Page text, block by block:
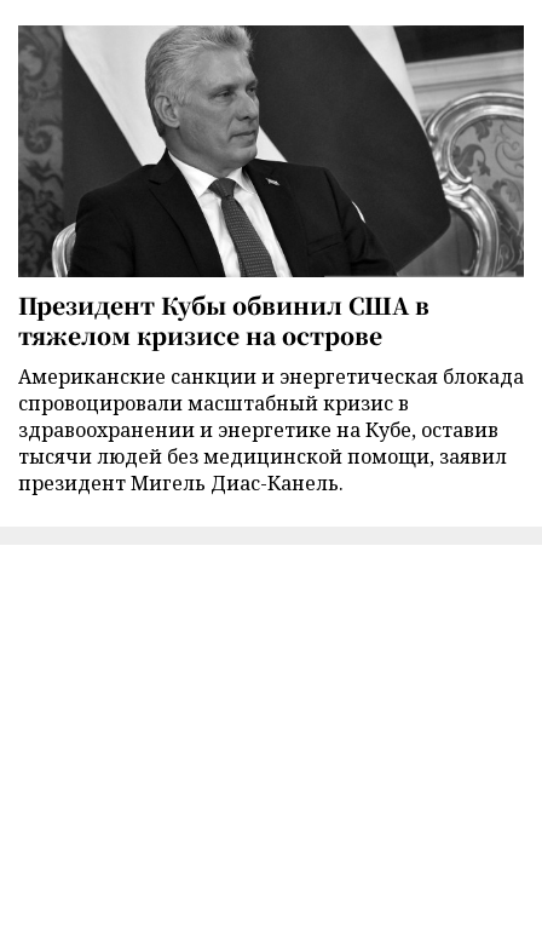
Президент Кубы обвинил США в
тяжелом кризисе на острове
Американские санкции и энергетическая блокада
спровоцировали масштабный кризис в
здравоохранении и энергетике на Кубе, оставив
тысячи людей без медицинской помощи, заявил
президент Мигель Диас-Канель.